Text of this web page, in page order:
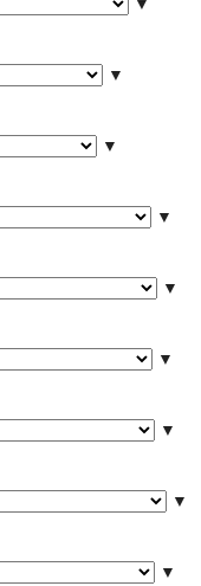
▼
▼
▼
▼
▼
▼
▼
▼
▼